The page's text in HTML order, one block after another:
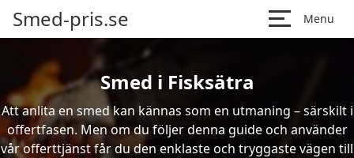
Smed-pris.se Menu
Smed i Fisksätra
Att anlita en smed kan kännas som en utmaning – särskilt i
offertfasen. Men om du följer denna guide och använder
vår offerttjänst får du den enklaste och tryggaste vägen till